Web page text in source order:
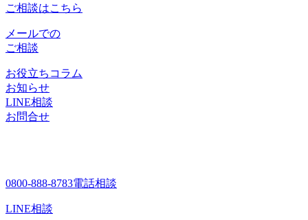
ご相談はこちら
メールでの
ご相談
お役立ちコラム
お知らせ
LINE相談
お問合せ
0800-888-8783電話相談
LINE相談